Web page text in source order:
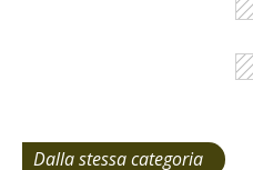
Dalla stessa categoria